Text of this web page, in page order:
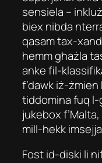
sensiela –
biex nibda
qasam tax-
hemm għażla
anke fil-
f’dawk iż-
tiddomina fuq l-
jukebox
mill-hekk
Fost id-diski li